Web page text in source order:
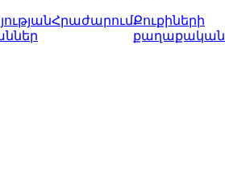
ՀրաժարումՔուքիների